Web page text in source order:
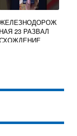
НАЯ 23 РАЗВАЛ